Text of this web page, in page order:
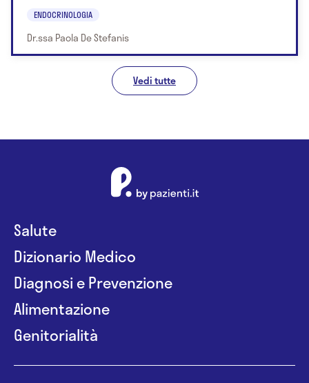
ENDOCRINOLOGIA
Dr.ssa Paola De Stefanis
Vedi tutte
Salute
Dizionario Medico
Diagnosi e Prevenzione
Alimentazione
Genitorialità